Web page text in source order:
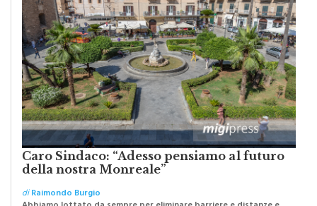
Caro Sindaco: “Adesso pensiamo al futuro
della nostra Monreale”
diRaimondo Burgio
Abbiamo lottato da sempre per eliminare barriere e distanze e
oggi dobbiamo ripartire per ricostruire certezze